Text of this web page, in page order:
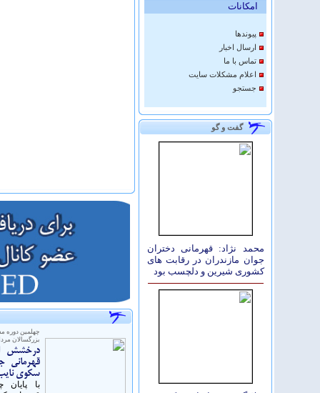
چهلمین دوره
بزرگسالان
درخشش
قهرمانی
سکوی
با پایان
امكانات
پيوندها
ارسال اخبار
تماس با ما
اعلام مشكلات سايت
جستجو
گفت و گو
محمد نژاد: قهرمانی دختران
جوان مازندران در رقابت های
کشوری شیرین و دلچسب بود